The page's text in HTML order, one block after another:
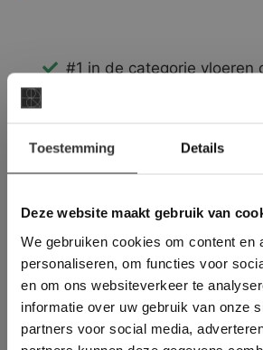
Toestemming Details
Deze website maakt gebruik van
We gebruiken cookies om content en
personaliseren, om functies voor
en om ons websiteverkeer te
informatie over uw gebruik van onze
partners voor social media,
#1 in de categorie vloeren
Binnen 24 uur een
Meer dan 500 m2
Deze website
gebruik van
This Cookie Banner was deleted
longer working. Please contact
administrator.
Deze website gebruikt
gebruikerservaring te
gebruik te maken van onze
toestemming voor alle
overeenstemming met ons
verder